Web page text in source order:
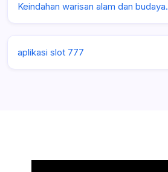
Keindahan warisan alam dan budaya.
aplikasi slot 777